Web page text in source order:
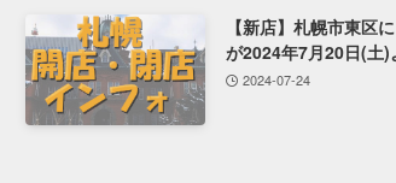
【新店】札幌市東区
が2024年7月20日(土)
2024-07-24